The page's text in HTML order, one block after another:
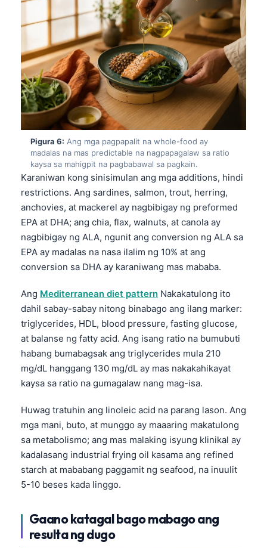
Pigura 6: Ang mga pagpapalit na whole-food ay
madalas na mas predictable na nagpapagalaw sa ratio
kaysa sa mahigpit na pagbabawal sa pagkain.
Karaniwan kong sinisimulan ang mga additions, hindi
restrictions. Ang sardines, salmon, trout, herring,
anchovies, at mackerel ay nagbibigay ng preformed
EPA at DHA; ang chia, flax, walnuts, at canola ay
nagbibigay ng ALA, ngunit ang conversion ng ALA sa
EPA ay madalas na nasa ilalim ng 10% at ang
conversion sa DHA ay karaniwang mas mababa.
Ang Mediterranean diet pattern Nakakatulong ito
dahil sabay-sabay nitong binabago ang ilang marker:
triglycerides, HDL, blood pressure, fasting glucose,
at balanse ng fatty acid. Ang isang ratio na bumubuti
habang bumabagsak ang triglycerides mula 210
mg/dL hanggang 130 mg/dL ay mas nakakahikayat
kaysa sa ratio na gumagalaw nang mag-isa.
Huwag tratuhin ang linoleic acid na parang lason. Ang
mga mani, buto, at munggo ay maaaring makatulong
sa metabolismo; ang mas malaking isyung klinikal ay
kadalasang industrial frying oil kasama ang refined
starch at mababang paggamit ng seafood, na inuulit
5-10 beses kada linggo.
Gaano katagal bago mabago ang
resulta ng dugo
తెలుగు
தமிழ்
ಕನ್ನಡ
മലയാളം
Bahasa Melayu
Tiếng Việt
ဗမာစာ
ភាសាខ្មែរ
Kiswahili
አማርኛ
Українська
Català
Қазақ тілі
Suomi
Slovenčina
كوردی‎
پښتو
سنڌي
සිංහල
অসমীয়া
Galego
Latviešu valoda
Македонски јазик